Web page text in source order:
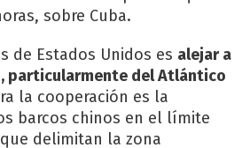
sobre Cuba.
de Estados Unidos es alejar a
particularmente del Atlántico
la cooperación es la
barcos chinos en el límite
delimitan la zona